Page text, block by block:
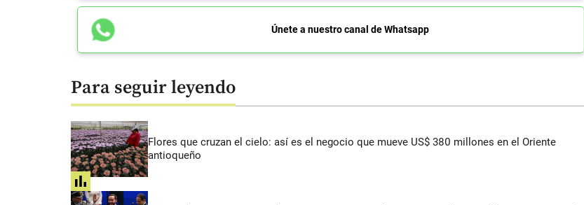
Únete a nuestro canal de Whatsapp
Para seguir leyendo
Flores que cruzan el cielo: así es el negocio que mueve US$ 380 millones en el Oriente
antioqueño
share